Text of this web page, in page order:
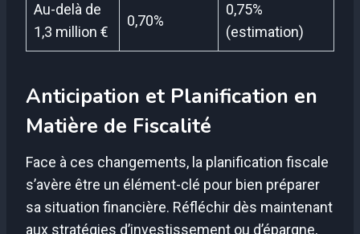
Au-delà de
1,3 million €
0,70%
0,75%
(estimation)
Anticipation et Planification en
Matière de Fiscalité
Face à ces changements, la planification fiscale
s’avère être un élément-clé pour bien préparer
sa situation financière. Réfléchir dès maintenant
aux stratégies d’investissement ou d’épargne,